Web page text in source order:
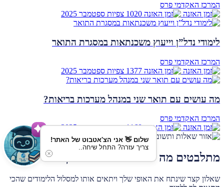
המרכז האקדמי פרס
ספטמבר 2025
לימודי נדל”ן וייעוץ משכנתאות במסגרת התואר
המרכז האקדמי פרס
ספטמבר 2025
מה עושים עם תואר שני במנהל מערכות בריאות?
המרכז האקדמי פרס
1168 צפיות
ספטמבר 2025
מתלבטים מה ללמוד לתואר ראשון?
שאלון קצר שינתח את האופי שלך ויתאים אותו למסלול הלימודים שהכי
שלום 👋 אני הצ'אטבוט של האתר!
צריך עזרה? התחל שיחה..